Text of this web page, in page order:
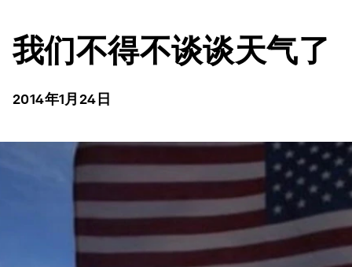
我们不得不谈谈天气了
2014年1月24日